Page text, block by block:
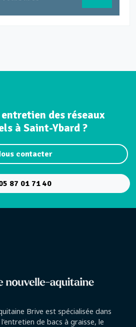
entretien des réseaux
à Saint-Ybard ?
contacter
87 01 71 40
Brive est spécialisée dans
l'entretien de bacs à graisse, le